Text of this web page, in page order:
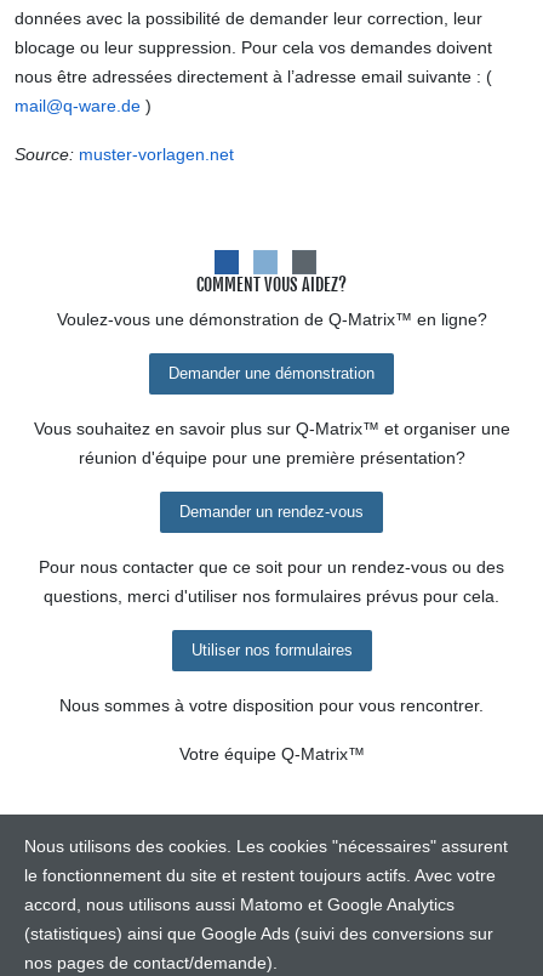
données avec la possibilité de demander leur correction, leur
blocage ou leur suppression. Pour cela vos demandes doivent
nous être adressées directement à l’adresse email suivante : (
mail@q-ware.de )
Source: muster-vorlagen.net
COMMENT VOUS AIDEZ?
Voulez-vous une démonstration de Q-Matrix™ en ligne?
Demander une démonstration
Vous souhaitez en savoir plus sur Q-Matrix™ et organiser une
réunion d'équipe pour une première présentation?
Demander un rendez-vous
Pour nous contacter que ce soit pour un rendez-vous ou des
questions, merci d'utiliser nos formulaires prévus pour cela.
Utiliser nos formulaires
Nous sommes à votre disposition pour vous rencontrer.
Votre équipe Q-Matrix™
Contact
Mentions Légale
Nous utilisons des cookies. Les cookies "nécessaires" assurent
le fonctionnement du site et restent toujours actifs. Avec votre
accord, nous utilisons aussi Matomo et Google Analytics
(statistiques) ainsi que Google Ads (suivi des conversions sur
nos pages de contact/demande).